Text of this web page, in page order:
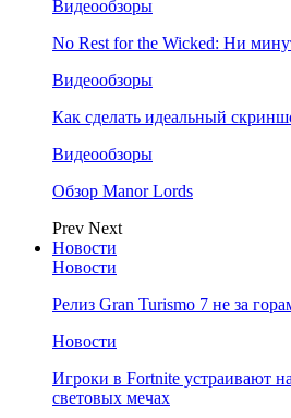
Видеообзоры
No Rest for the Wicked: Ни
Видеообзоры
Как сделать идеальный
Видеообзоры
Обзор Manor Lords
Prev Next
Новости
Новости
Релиз Gran Turismo 7 не за
Новости
Игроки в Fortnite устраивают
световых мечах